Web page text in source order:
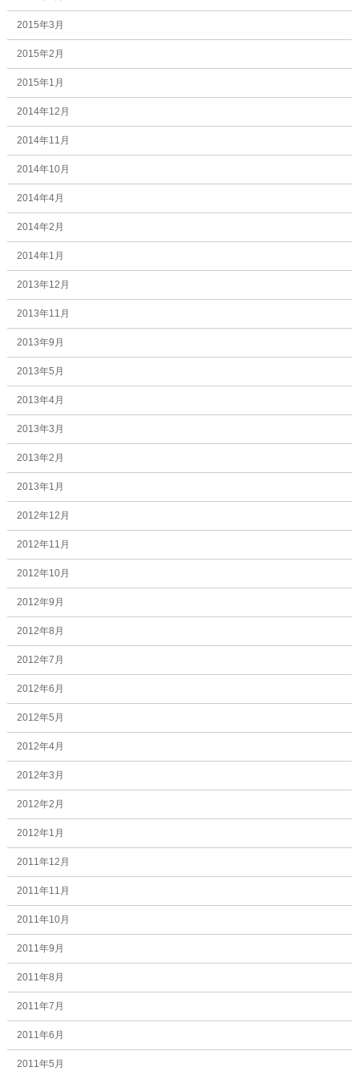
2015年3月
2015年2月
2015年1月
2014年12月
2014年11月
2014年10月
2014年4月
2014年2月
2014年1月
2013年12月
2013年11月
2013年9月
2013年5月
2013年4月
2013年3月
2013年2月
2013年1月
2012年12月
2012年11月
2012年10月
2012年9月
2012年8月
2012年7月
2012年6月
2012年5月
2012年4月
2012年3月
2012年2月
2012年1月
2011年12月
2011年11月
2011年10月
2011年9月
2011年8月
2011年7月
2011年6月
2011年5月